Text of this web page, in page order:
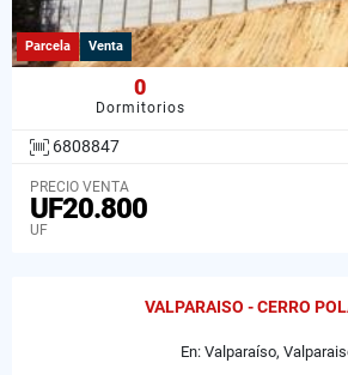
Parcela Venta
0
Dormitorios
6808847
PRECIO VENTA
UF20.800
UF
VALPARAISO - CERRO
En: Valparaíso,